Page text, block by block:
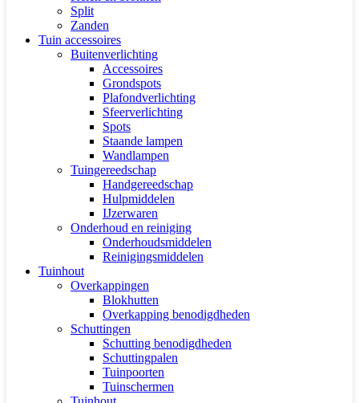
Split
Zanden
Tuin accessoires
Buitenverlichting
Accessoires
Grondspots
Plafondverlichting
Sfeerverlichting
Spots
Staande lampen
Wandlampen
Tuingereedschap
Handgereedschap
Hulpmiddelen
IJzerwaren
Onderhoud en reiniging
Onderhoudsmiddelen
Reinigingsmiddelen
Tuinhout
Overkappingen
Blokhutten
Overkapping benodigdheden
Schuttingen
Schutting benodigdheden
Schuttingpalen
Tuinpoorten
Tuinschermen